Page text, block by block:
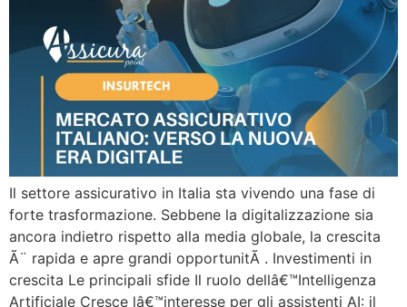
Il settore assicurativo in Italia sta vivendo una fase di
forte trasformazione. Sebbene la digitalizzazione sia
ancora indietro rispetto alla media globale, la crescita
Ã¨ rapida e apre grandi opportunitÃ . Investimenti in
crescita Le principali sfide Il ruolo dellâ€™Intelligenza
Artificiale Cresce lâ€™interesse per gli assistenti AI: il